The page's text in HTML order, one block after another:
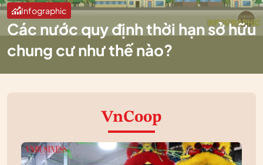
Infographic
Các nước quy định thời hạn sở hữu
chung cư như thế nào?
VnCoop